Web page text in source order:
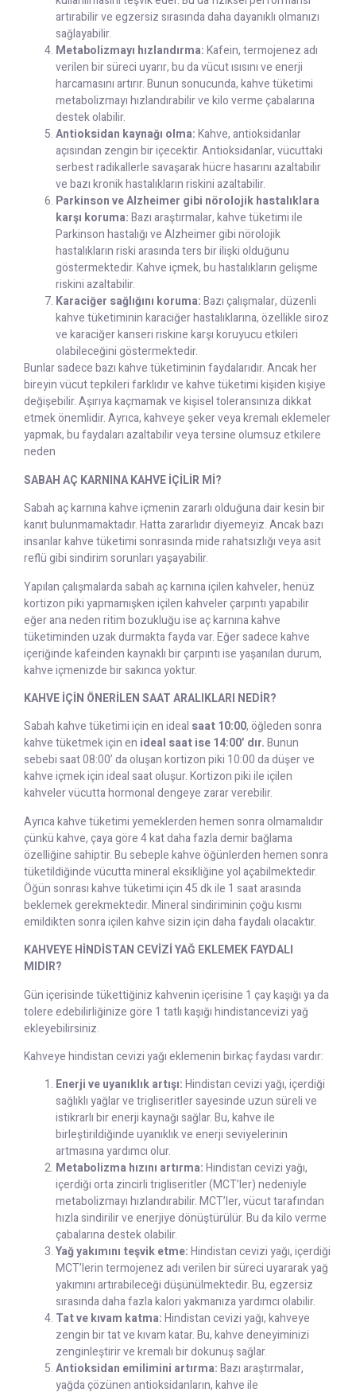
artırabilir ve egzersiz sırasında daha dayanıklı olmanızı
sağlayabilir.
Metabolizmayı hızlandırma:Kafein, termojenez adı
verilen bir süreci uyarır, bu da vücut ısısını ve enerji
harcamasını artırır. Bunun sonucunda, kahve tüketimi
metabolizmayı hızlandırabilir ve kilo verme çabalarına
destek olabilir.
Antioksidan kaynağı olma:Kahve, antioksidanlar
açısından zengin bir içecektir. Antioksidanlar, vücuttaki
serbest radikallerle savaşarak hücre hasarını azaltabilir
ve bazı kronik hastalıkların riskini azaltabilir.
Parkinson ve Alzheimer gibi nörolojik hastalıklara
karşı koruma:Bazı araştırmalar, kahve tüketimi ile
Parkinson hastalığı ve Alzheimer gibi nörolojik
hastalıkların riski arasında ters bir ilişki olduğunu
göstermektedir. Kahve içmek, bu hastalıkların gelişme
riskini azaltabilir.
Karaciğer sağlığını koruma:Bazı çalışmalar, düzenli
kahve tüketiminin karaciğer hastalıklarına, özellikle siroz
ve karaciğer kanseri riskine karşı koruyucu etkileri
olabileceğini göstermektedir.
Bunlar sadece bazı kahve tüketiminin faydalarıdır. Ancak her
bireyin vücut tepkileri farklıdır ve kahve tüketimi kişiden kişiye
değişebilir. Aşırıya kaçmamak ve kişisel toleransınıza dikkat
etmek önemlidir. Ayrıca, kahveye şeker veya kremalı eklemeler
yapmak, bu faydaları azaltabilir veya tersine olumsuz etkilere
neden
SABAH AÇ KARNINA KAHVE İÇİLİR Mİ?
Sabah aç karnına kahve içmenin zararlı olduğuna dair kesin bir
kanıt bulunmamaktadır. Hatta zararlıdır diyemeyiz. Ancak bazı
insanlar kahve tüketimi sonrasında mide rahatsızlığı veya asit
reflü gibi sindirim sorunları yaşayabilir.
Yapılan çalışmalarda sabah aç karnına içilen kahveler, henüz
kortizon piki yapmamışken içilen kahveler çarpıntı yapabilir
eğer ana neden ritim bozukluğu ise aç karnına kahve
tüketiminden uzak durmakta fayda var. Eğer sadece kahve
içeriğinde kafeinden kaynaklı bir çarpıntı ise yaşanılan durum,
kahve içmenizde bir sakınca yoktur.
KAHVE İÇİN ÖNERİLEN SAAT ARALIKLARI NEDİR?
Sabah kahve tüketimi için en ideal saat 10:00, öğleden sonra
kahve tüketmek için en ideal saat ise 14:00’ dır.Bunun
sebebi saat 08:00’ da oluşan kortizon piki 10:00 da düşer ve
kahve içmek için ideal saat oluşur. Kortizon piki ile içilen
kahveler vücutta hormonal dengeye zarar verebilir.
Ayrıca kahve tüketimi yemeklerden hemen sonra olmamalıdır
çünkü kahve, çaya göre 4 kat daha fazla demir bağlama
özelliğine sahiptir. Bu sebeple kahve öğünlerden hemen sonra
tüketildiğinde vücutta mineral eksikliğine yol açabilmektedir.
Öğün sonrası kahve tüketimi için 45 dk ile 1 saat arasında
beklemek gerekmektedir. Mineral sindiriminin çoğu kısmı
emildikten sonra içilen kahve sizin için daha faydalı olacaktır.
KAHVEYE HİNDİSTAN CEVİZİ YAĞ EKLEMEK FAYDALI
MIDIR?
Gün içerisinde tükettiğiniz kahvenin içerisine 1 çay kaşığı ya da
tolere edebilirliğinize göre 1 tatlı kaşığı hindistancevizi yağ
ekleyebilirsiniz.
Kahveye hindistan cevizi yağı eklemenin birkaç faydası vardır:
Enerji ve uyanıklık artışı:Hindistan cevizi yağı, içerdiği
sağlıklı yağlar ve trigliseritler sayesinde uzun süreli ve
istikrarlı bir enerji kaynağı sağlar. Bu, kahve ile
birleştirildiğinde uyanıklık ve enerji seviyelerinin
artmasına yardımcı olur.
Metabolizma hızını artırma:Hindistan cevizi yağı,
içerdiği orta zincirli trigliseritler (MCT’ler) nedeniyle
metabolizmayı hızlandırabilir. MCT’ler, vücut tarafından
hızla sindirilir ve enerjiye dönüştürülür. Bu da kilo verme
çabalarına destek olabilir.
Yağ yakımını teşvik etme:Hindistan cevizi yağı, içerdiği
MCT’lerin termojenez adı verilen bir süreci uyararak yağ
yakımını artırabileceği düşünülmektedir. Bu, egzersiz
sırasında daha fazla kalori yakmanıza yardımcı olabilir.
Tat ve kıvam katma:Hindistan cevizi yağı, kahveye
zengin bir tat ve kıvam katar. Bu, kahve deneyiminizi
zenginleştirir ve kremalı bir dokunuş sağlar.
Antioksidan emilimini artırma:Bazı araştırmalar,
yağda çözünen antioksidanların, kahve ile